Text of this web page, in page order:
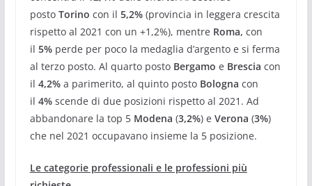
postoTorino con il 5,2% (provincia in leggera crescita
rispetto al 2021 con un +1,2%), mentre Roma, con
il 5%perde per poco la medaglia d’argento e si ferma
al terzo posto. Al quarto posto Bergamo e Brescia con
il 4,2% a parimerito, al quinto posto Bologna con
il 4%scende di due posizioni rispetto al 2021. Ad
abbandonare la top 5 Modena (3,2%) e Verona (3%)
che nel 2021 occupavano insieme la 5 posizione.
Le categorie professionali e le professioni più